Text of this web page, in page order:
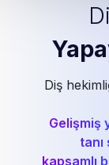
Diş
Gelişmiş
kapsamlı